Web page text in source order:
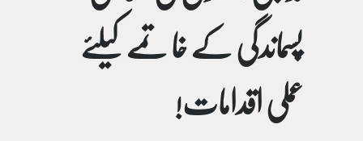
پسماندگی کے خاتمے کیلئے
عملی اقدامات!